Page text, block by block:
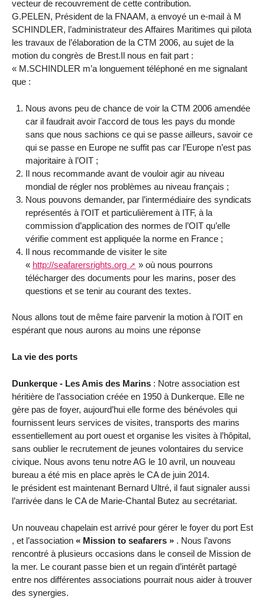
vecteur de recouvrement de cette contribution.
G.PELEN, Président de la FNAAM, a envoyé un e-mail à M
SCHINDLER, l’administrateur des Affaires Maritimes qui pilota
les travaux de l’élaboration de la CTM 2006, au sujet de la
motion du congrès de Brest.Il nous en fait part :
« M.SCHINDLER m’a longuement téléphoné en me signalant
que :
Nous avons peu de chance de voir la CTM 2006 amendée
car il faudrait avoir l’accord de tous les pays du monde
sans que nous sachions ce qui se passe ailleurs, savoir ce
qui se passe en Europe ne suffit pas car l’Europe n’est pas
majoritaire à l’OIT ;
Il nous recommande avant de vouloir agir au niveau
mondial de régler nos problèmes au niveau français ;
Nous pouvons demander, par l’intermédiaire des syndicats
représentés à l’OIT et particulièrement à ITF, à la
commission d’application des normes de l’OIT qu’elle
vérifie comment est appliquée la norme en France ;
Il nous recommande de visiter le site
« http://seafarersrights.org
» où nous pourrons
télécharger des documents pour les marins, poser des
questions et se tenir au courant des textes.
Nous allons tout de même faire parvenir la motion à l’OIT en
espérant que nous aurons au moins une réponse
La vie des ports
Dunkerque - Les Amis des Marins : Notre association est
héritière de l’association créée en 1950 à Dunkerque. Elle ne
gère pas de foyer, aujourd’hui elle forme des bénévoles qui
fournissent leurs services de visites, transports des marins
essentiellement au port ouest et organise les visites à l’hôpital,
sans oublier le recrutement de jeunes volontaires du service
civique. Nous avons tenu notre AG le 10 avril, un nouveau
bureau a été mis en place après le CA de juin 2014.
le président est maintenant Bernard Ultré, il faut signaler aussi
l’arrivée dans le CA de Marie-Chantal Butez au secrétariat.
Un nouveau chapelain est arrivé pour gérer le foyer du port Est
, et l’association « Mission to seafarers » . Nous l’avons
rencontré à plusieurs occasions dans le conseil de Mission de
la mer. Le courant passe bien et un regain d’intérêt partagé
entre nos différentes associations pourrait nous aider à trouver
des synergies.